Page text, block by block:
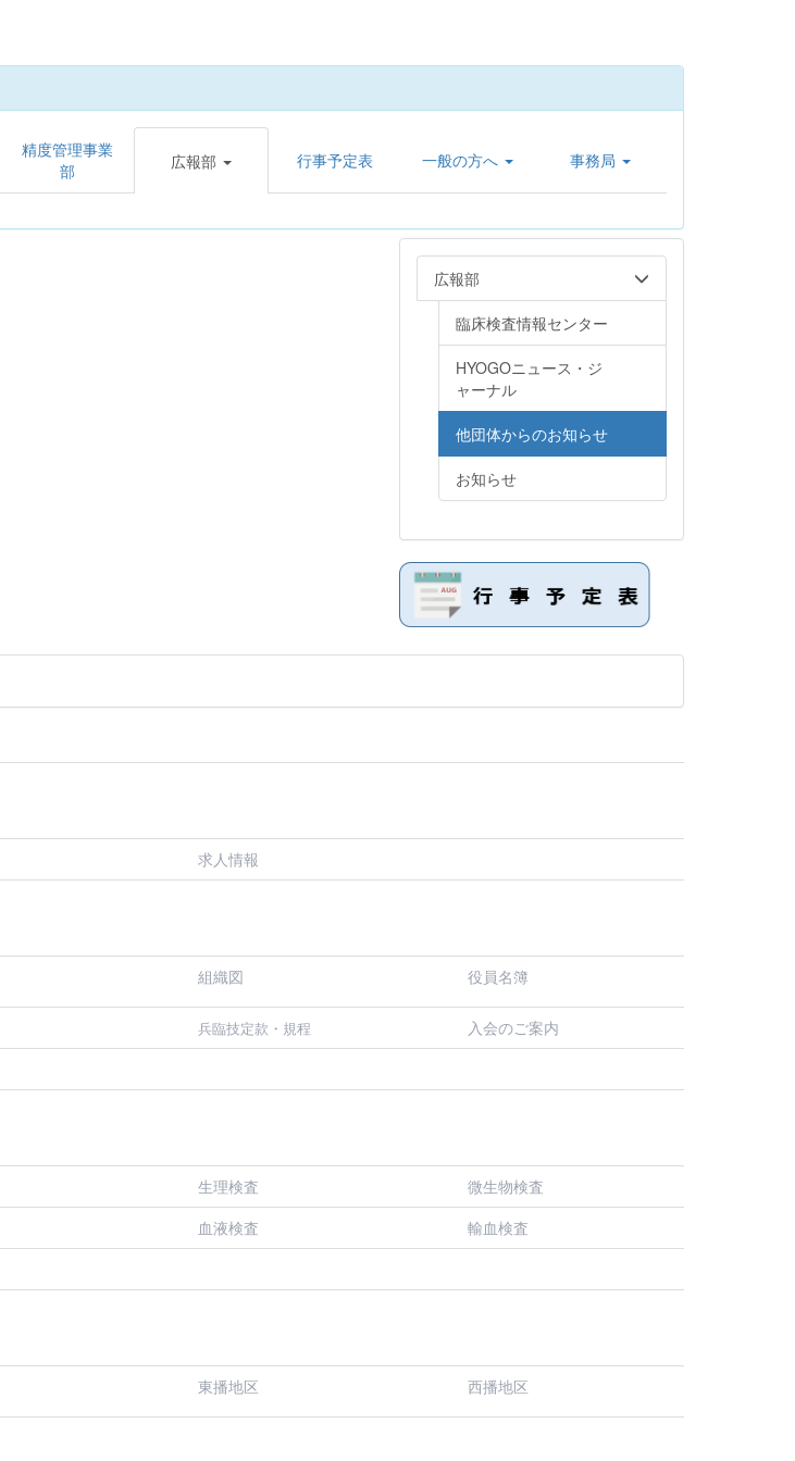
精度管理事業
部
広報部 行事予定表 一般の方へ 事務局
広報部
臨床検査情報センター
HYOGOニュース・ジ
ャーナル
他団体からのお知らせ
お知らせ
求人情報
組織図 役員名簿
兵臨技定款・規程 入会のご案内
生理検査
微生物検査
血液検査
輸血検査
東播地区 西播地区